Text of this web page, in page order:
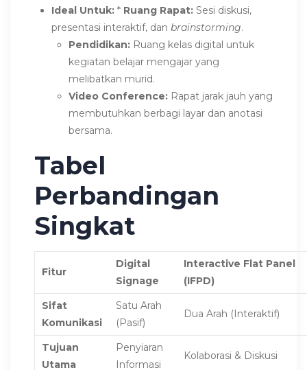
Ideal Untuk: * Ruang Rapat: Sesi diskusi,
presentasi interaktif, dan brainstorming.
Pendidikan: Ruang kelas digital untuk
kegiatan belajar mengajar yang
melibatkan murid.
Video Conference: Rapat jarak jauh yang
membutuhkan berbagi layar dan anotasi
bersama.
Tabel
Perbandingan
Singkat
Fitur
Digital
Signage
Interactive Flat Panel
(IFPD)
Sifat
Komunikasi
Satu Arah
(Pasif)
Dua Arah (Interaktif)
Tujuan
Utama
Penyiaran
Informasi
Kolaborasi & Diskusi